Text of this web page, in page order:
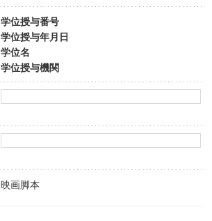
学位授与番号
学位授与年月日
学位名
学位授与機関
映画脚本